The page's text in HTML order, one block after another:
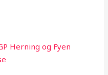
Herning og Fyen